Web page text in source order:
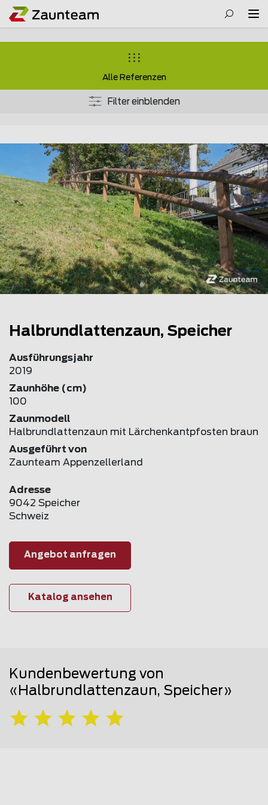
Alle Referenzen
Filter einblenden
Halbrundlattenzaun, Speicher
Ausführungsjahr
2019
Zaunhöhe (cm)
100
Zaunmodell
Halbrundlattenzaun mit Lärchenkantpfosten braun
Ausgeführt von
Zaunteam Appenzellerland
Adresse
9042 Speicher
Schweiz
Angebot anfragen
Katalog ansehen
Kundenbewertung von
«Halbrundlattenzaun, Speicher»